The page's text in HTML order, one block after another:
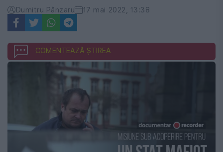
Dumitru Pânzaru 17 mai 2022, 13:38
COMENTEAZĂ ȘTIREA